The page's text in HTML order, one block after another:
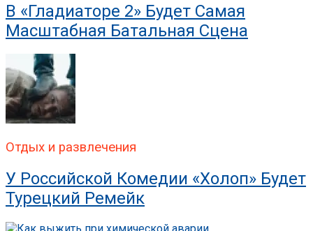
В «Гладиаторе 2» Будет Самая
Масштабная Батальная Сцена
Отдых и развлечения
У Российской Комедии «Холоп» Будет
Турецкий Ремейк